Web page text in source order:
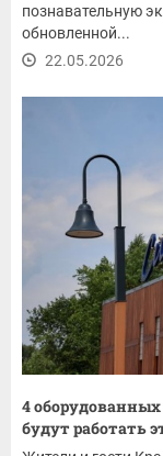
познавательную
обновленной...
22.05.2026
4
будут работать